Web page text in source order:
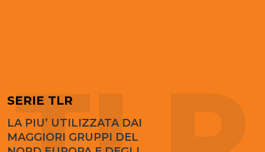
SERIE TLR
LA PIU’ UTILIZZATA DAI
MAGGIORI GRUPPI DEL